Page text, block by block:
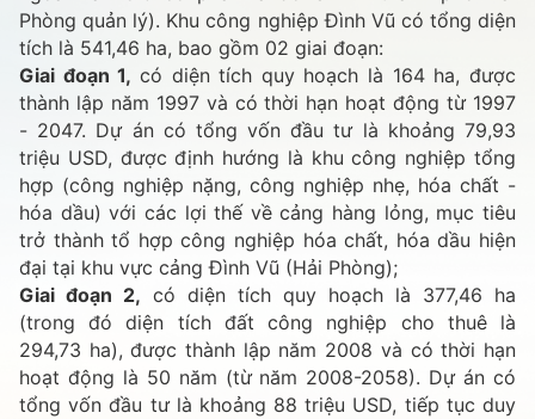
Phòng quản lý). Khu công nghiệp Đình Vũ có tổng diện
tích là 541,46 ha, bao gồm 02 giai đoạn:
Giai đoạn 1, có diện tích quy hoạch là 164 ha, được
thành lập năm 1997 và có thời hạn hoạt động từ 1997
- 2047. Dự án có tổng vốn đầu tư là khoảng 79,93
triệu USD, được định hướng là khu công nghiệp tổng
hợp (công nghiệp nặng, công nghiệp nhẹ, hóa chất -
hóa dầu) với các lợi thế về cảng hàng lỏng, mục tiêu
trở thành tổ hợp công nghiệp hóa chất, hóa dầu hiện
đại tại khu vực cảng Đình Vũ (Hải Phòng);
Giai đoạn 2, có diện tích quy hoạch là 377,46 ha
(trong đó diện tích đất công nghiệp cho thuê là
294,73 ha), được thành lập năm 2008 và có thời hạn
hoạt động là 50 năm (từ năm 2008-2058). Dự án có
tổng vốn đầu tư là khoảng 88 triệu USD, tiếp tục duy